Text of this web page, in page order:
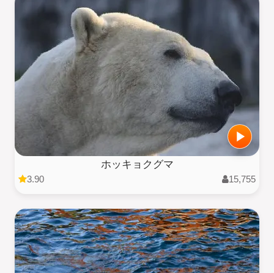
ホッキョクグマ
3.90 15,755